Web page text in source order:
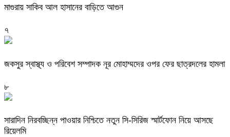
মাগুরায় সাকিব আল হাসানের বাড়িতে আগুন
৭
জকসুর স্বাস্থ্য ও পরিবেশ সম্পাদক নূর মোহাম্মদের ওপর ফের ছাত্রদলের হামলা
৮
সারাদিন নিরবচ্ছিন্ন পাওয়ার নিশ্চিতে নতুন সি-সিরিজ স্মার্টফোন নিয়ে আসছে
রিয়েলমি